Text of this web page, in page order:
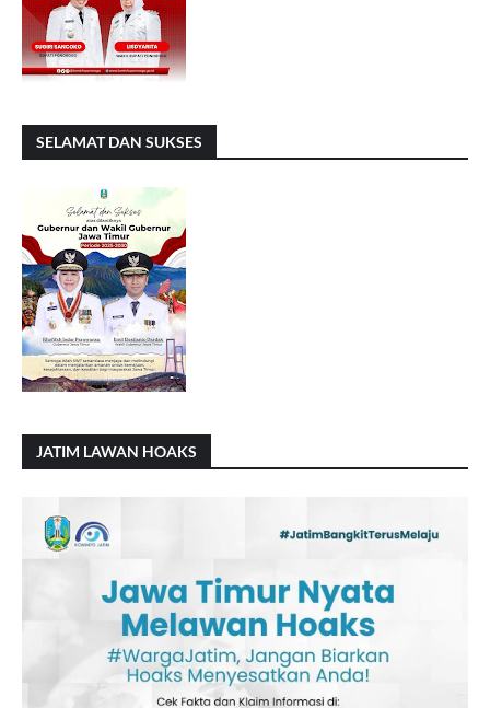
SELAMAT DAN SUKSES
JATIM LAWAN HOAKS